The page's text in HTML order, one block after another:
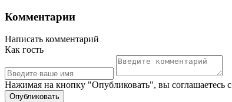
Комментарии
Написать комментарий
Как гость
Нажимая на кнопку "Опубликовать", вы соглашаетесь с